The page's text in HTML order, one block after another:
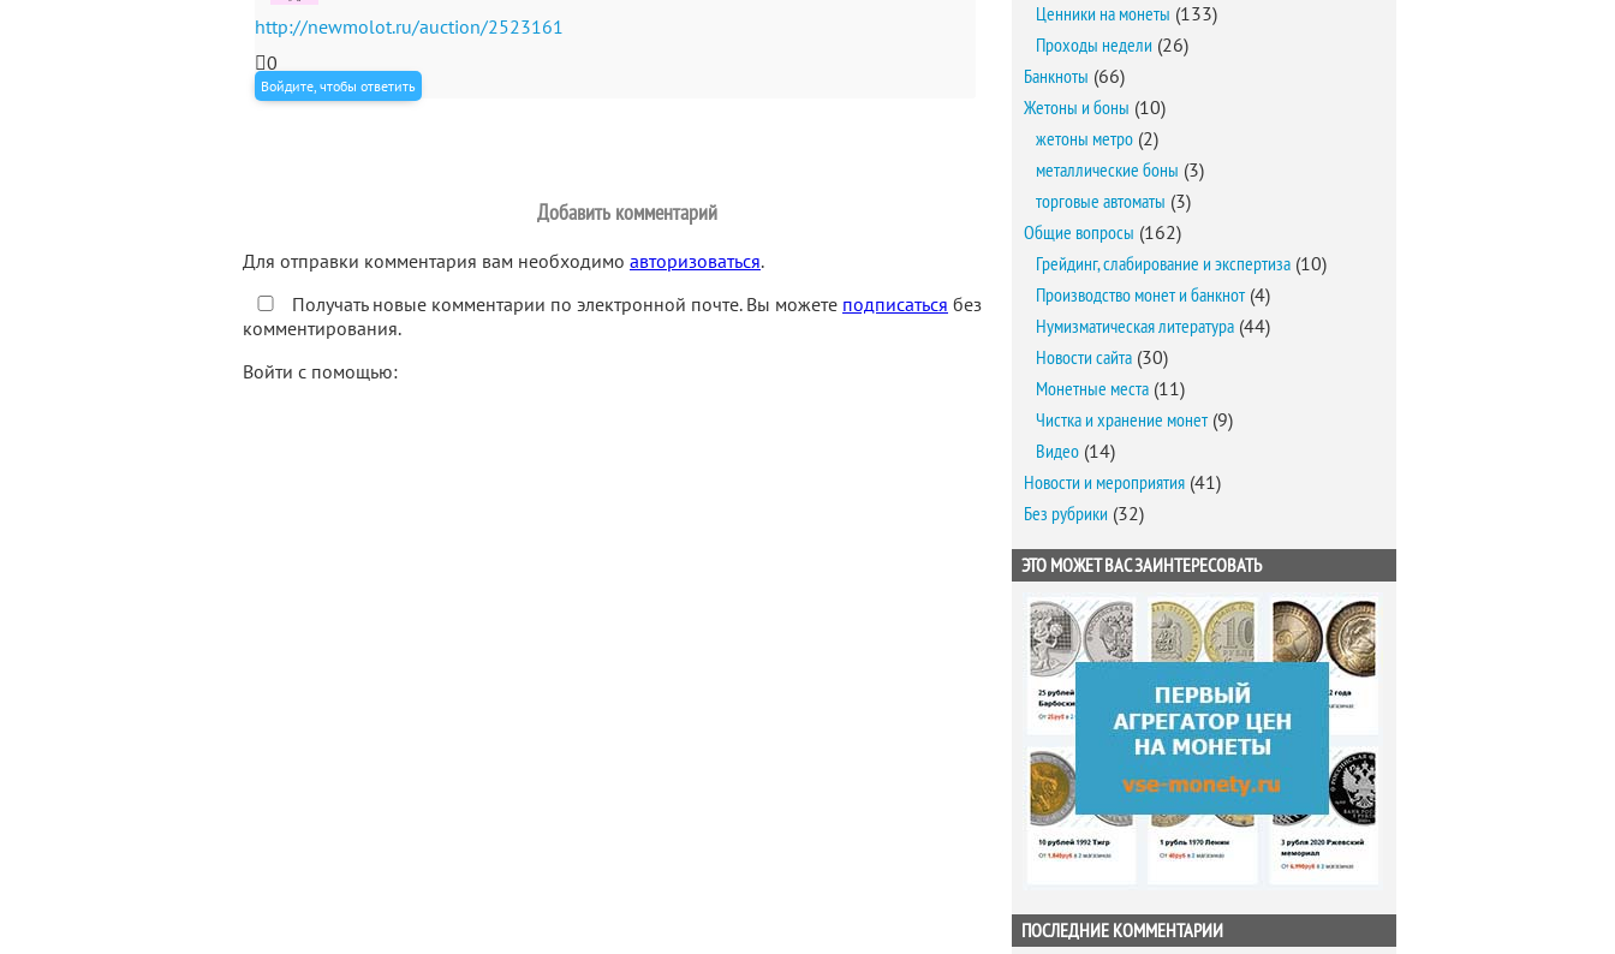
http://newmolot.ru/auction/2523161
0
Войдите, чтобы ответить
Добавить комментарий
Для отправки комментария вам необходимо авторизоваться.
Получать новые комментарии по электронной почте. Вы можете подписаться без
комментирования.
Войти с помощью:
Ценники на монеты (133)
Проходы недели (26)
Банкноты (66)
Жетоны и боны (10)
жетоны метро (2)
металлические боны (3)
торговые автоматы (3)
Общие вопросы (162)
Грейдинг, слабирование и экспертиза (10)
Производство монет и банкнот(4)
Нумизматическая литература (44)
Новости сайта (30)
Монетные места (11)
Чистка и хранение монет(9)
Видео (14)
Новости и мероприятия (41)
Без рубрики (32)
ЭТО МОЖЕТ ВАС ЗАИНТЕРЕСОВАТЬ
ПОСЛЕДНИЕ КОММЕНТАРИИ